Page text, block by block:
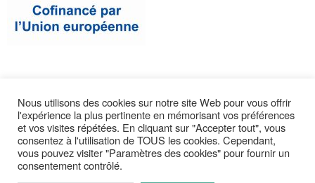
CONTACTEZ-NOUS
Nous utilisons des cookies sur notre site Web pour vous offrir
l'expérience la plus pertinente en mémorisant vos préférences
et vos visites répétées. En cliquant sur "Accepter tout", vous
consentez à l'utilisation de TOUS les cookies. Cependant,
vous pouvez visiter "Paramètres des cookies" pour fournir un
consentement contrôlé.